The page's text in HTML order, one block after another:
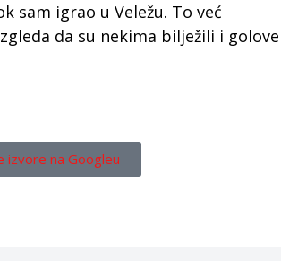
sam igrao u Veležu. To već
da su nekima bilježili i golove
izvore na Googleu